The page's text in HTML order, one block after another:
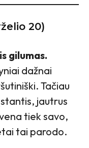
20)
gilumas.
dažnai
Tačiau
jautrus
tiek savo,
tai parodo.